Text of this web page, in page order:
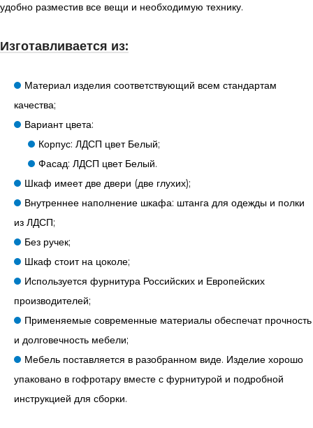
удобно разместив все вещи и необходимую технику.
Изготавливается из:
Материал изделия соответствующий всем стандартам
качества;
Вариант цвета:
Корпус: ЛДСП цвет Белый;
Фасад: ЛДСП цвет Белый.
Шкаф имеет две двери (две глухих);
Внутреннее наполнение шкафа: штанга для одежды и полки
из ЛДСП;
Без ручек;
Шкаф стоит на цоколе;
Используется фурнитура Российских и Европейских
производителей;
Применяемые современные материалы обеспечат прочность
и долговечность мебели;
Мебель поставляется в разобранном виде. Изделие хорошо
упаковано в гофротару вместе с фурнитурой и подробной
инструкцией для сборки.